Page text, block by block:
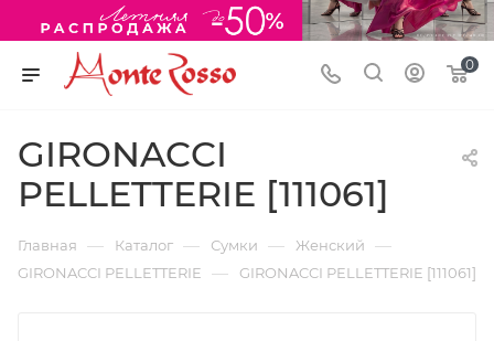
0
GIRONACCI
PELLETTERIE [111061]
Главная — Каталог — Сумки — Женский —
GIRONACCI PELLETTERIE — GIRONACCI PELLETTERIE [111061]